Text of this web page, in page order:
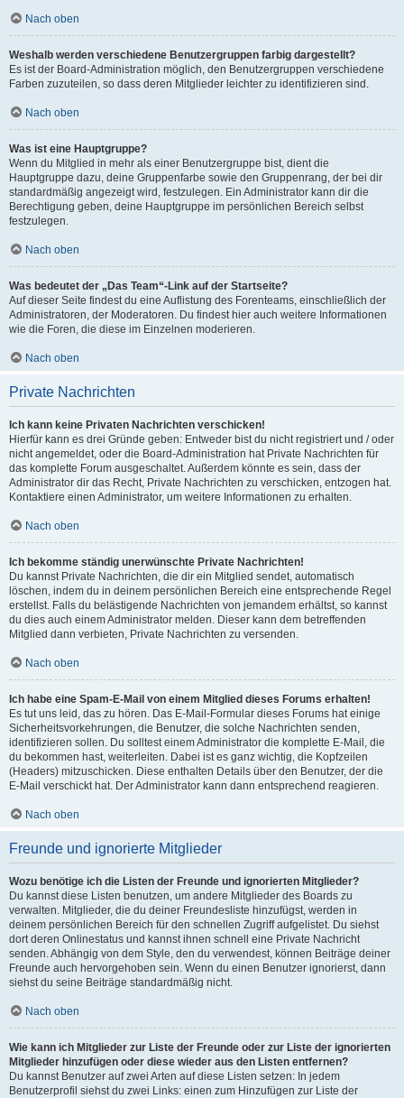
Nach oben
Weshalb werden verschiedene Benutzergruppen farbig dargestellt?
Es ist der Board-Administration möglich, den Benutzergruppen verschiedene
Farben zuzuteilen, so dass deren Mitglieder leichter zu identifizieren sind.
Nach oben
Was ist eine Hauptgruppe?
Wenn du Mitglied in mehr als einer Benutzergruppe bist, dient die
Hauptgruppe dazu, deine Gruppenfarbe sowie den Gruppenrang, der bei dir
standardmäßig angezeigt wird, festzulegen. Ein Administrator kann dir die
Berechtigung geben, deine Hauptgruppe im persönlichen Bereich selbst
festzulegen.
Nach oben
Was bedeutet der „Das Team“-Link auf der Startseite?
Auf dieser Seite findest du eine Auflistung des Forenteams, einschließlich der
Administratoren, der Moderatoren. Du findest hier auch weitere Informationen
wie die Foren, die diese im Einzelnen moderieren.
Nach oben
Private Nachrichten
Ich kann keine Privaten Nachrichten verschicken!
Hierfür kann es drei Gründe geben: Entweder bist du nicht registriert und / oder
nicht angemeldet, oder die Board-Administration hat Private Nachrichten für
das komplette Forum ausgeschaltet. Außerdem könnte es sein, dass der
Administrator dir das Recht, Private Nachrichten zu verschicken, entzogen hat.
Kontaktiere einen Administrator, um weitere Informationen zu erhalten.
Nach oben
Ich bekomme ständig unerwünschte Private Nachrichten!
Du kannst Private Nachrichten, die dir ein Mitglied sendet, automatisch
löschen, indem du in deinem persönlichen Bereich eine entsprechende Regel
erstellst. Falls du belästigende Nachrichten von jemandem erhältst, so kannst
du dies auch einem Administrator melden. Dieser kann dem betreffenden
Mitglied dann verbieten, Private Nachrichten zu versenden.
Nach oben
Ich habe eine Spam-E-Mail von einem Mitglied dieses Forums erhalten!
Es tut uns leid, das zu hören. Das E-Mail-Formular dieses Forums hat einige
Sicherheitsvorkehrungen, die Benutzer, die solche Nachrichten senden,
identifizieren sollen. Du solltest einem Administrator die komplette E-Mail, die
du bekommen hast, weiterleiten. Dabei ist es ganz wichtig, die Kopfzeilen
(Headers) mitzuschicken. Diese enthalten Details über den Benutzer, der die
E-Mail verschickt hat. Der Administrator kann dann entsprechend reagieren.
Nach oben
Freunde und ignorierte Mitglieder
Wozu benötige ich die Listen der Freunde und ignorierten Mitglieder?
Du kannst diese Listen benutzen, um andere Mitglieder des Boards zu
verwalten. Mitglieder, die du deiner Freundesliste hinzufügst, werden in
deinem persönlichen Bereich für den schnellen Zugriff aufgelistet. Du siehst
dort deren Onlinestatus und kannst ihnen schnell eine Private Nachricht
senden. Abhängig von dem Style, den du verwendest, können Beiträge deiner
Freunde auch hervorgehoben sein. Wenn du einen Benutzer ignorierst, dann
siehst du seine Beiträge standardmäßig nicht.
Nach oben
Wie kann ich Mitglieder zur Liste der Freunde oder zur Liste der ignorierten
Mitglieder hinzufügen oder diese wieder aus den Listen entfernen?
Du kannst Benutzer auf zwei Arten auf diese Listen setzen: In jedem
Benutzerprofil siehst du zwei Links: einen zum Hinzufügen zur Liste der